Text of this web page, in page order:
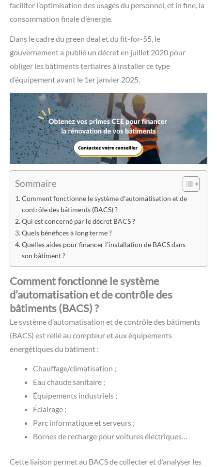
faciliter l’optimisation des usages du personnel, et in fine, la
consommation finale d’énergie.
Dans le cadre du green deal et du fit-for-55, le
gouvernement a publié un décret en juillet 2020 pour
obliger les bâtiments tertiaires à installer ce type
d’équipement avant le 1er janvier 2025.
Sommaire
Comment fonctionne le système d’automatisation et de
contrôle des bâtiments (BACS) ?
Qui est concerné par le décret BACS ?
Quels bénéfices à long terme ?
Quelles aides pour financer l’installation de BACS dans
son bâtiment ?
Comment fonctionne le système
d’automatisation et de contrôle des
bâtiments (BACS) ?
Le système d’automatisation et de contrôle des bâtiments
(BACS) est relié au compteur et aux équipements
énergétiques du bâtiment :
Chauffage/climatisation ;
Eau chaude sanitaire ;
Équipements industriels ;
Éclairage ;
Parc informatique et serveurs ;
Bornes de recharge pour voitures électriques…
Cette liaison permet au BACS de collecter et d’analyser les